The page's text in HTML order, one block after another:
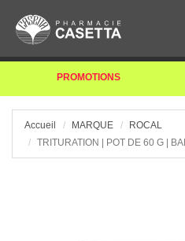
PROMOTIONS
Accueil MARQUE
ROCAL
TRITURATION | POT DE 60 G |